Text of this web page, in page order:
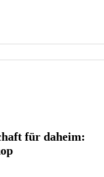
für daheim: